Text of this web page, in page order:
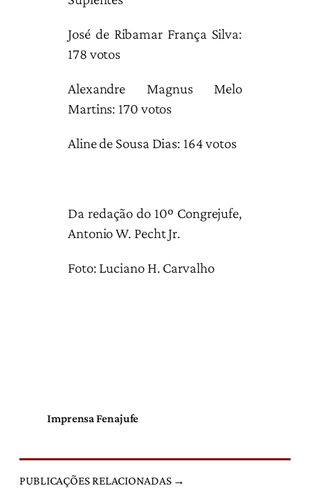
José de Ribamar França Silva:
178 votos
Alexandre Magnus Melo
Martins: 170 votos
Aline de Sousa Dias: 164 votos
Da redação do 10º Congrejufe,
Antonio W. Pecht Jr.
Foto: Luciano H. Carvalho
Imprensa Fenajufe
PUBLICAÇÕES RELACIONADAS →